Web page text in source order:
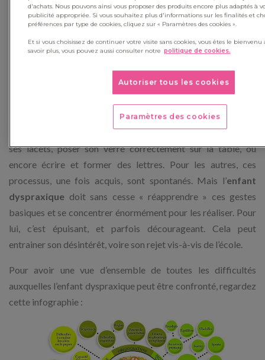
La dyspraxie
La dyspraxie peut, elle aussi, se traduire par unedifficulté
grossièrement qualifier de « maladresse » dans la vie de tous
les jours. L’enfant a du mal à acquérir des gestes tels que faire
ses lacets, poser son verre correctement sur la table, ou
encore écrire et former des lettres. Pour les autres, ces
processus, une fois acquis, sont spontanés. Mais l’enfant
dyspraxique doit sans cesse « réapprendre » ces gestes
basiques et se concentrer énormément pour les réaliser. Pour
lui, c’est épuisant, et parfois décourageant. Cela peut
entrainer son désintérêt, voire son rejet vis-à-vis de l’école.
Pour avoir une vue d’ensemble de toutes les difficultés
auxquelles l’enfant dyspraxique peut être confronté, regardez
cette infographie :
d'achats. Nous pouvons ainsi vous proposer des produits encore plus adaptés à
publicité appropriée. Si vous souhaitez plus d'informations sur les finalités et
préférences par type de cookies, cliquez sur « Paramètres des cookies ».
Et si vous choisissez de continuer votre visite sans cookies, vous êtes le bienvenu
savoir plus, vous pouvez aussi consulter notre politique de cookies.
Autoriser tous les cookies
Paramètres des cookies